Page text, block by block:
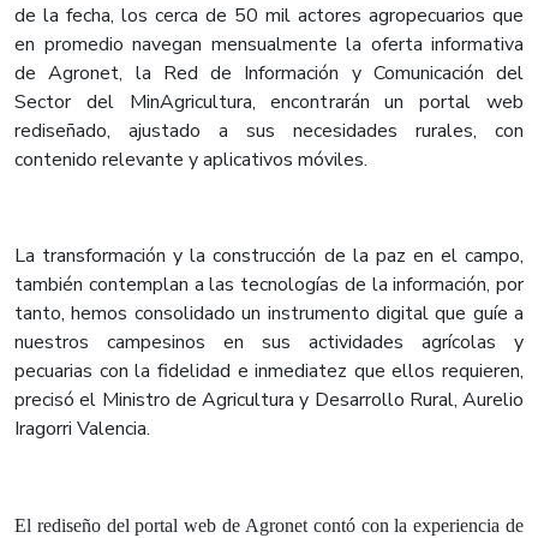
de la fecha, los cerca de 50 mil actores agropecuarios que
en promedio navegan mensualmente la oferta informativa
de Agronet, la Red de Información y Comunicación del
Sector del MinAgricultura, encontrarán un portal web
rediseñado, ajustado a sus necesidades rurales, con
contenido relevante y aplicativos móviles.
La transformación y la construcción de la paz en el campo,
también contemplan a las tecnologías de la información, por
tanto, hemos consolidado un instrumento digital que guíe a
nuestros campesinos en sus actividades agrícolas y
pecuarias con la fidelidad e inmediatez que ellos requieren,
precisó el Ministro de Agricultura y Desarrollo Rural, Aurelio
Iragorri Valencia.
El rediseño del portal web de Agronet contó con la experiencia de